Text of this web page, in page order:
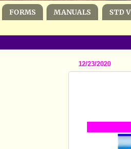
FORMS MANUALS STD
12/23/2020